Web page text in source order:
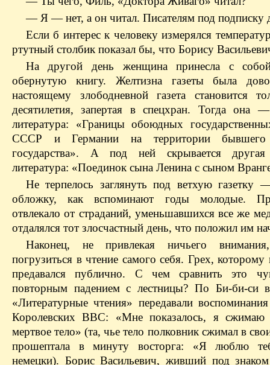
— Я — нет, а он читал. Писателям под подписку
Если б интерес к человеку измерялся
ртутный столбик показал бы, что Борису
На другой день женщина принесла с собой
обернутую книгу. Желтизна газеты была
настоящему злободневной газета становится
десятилетия, запертая в спецхран. Тогда она —
литература: «Границы обоюдных
СССР и Германии на территории бывшего
государства». А под ней скрывается другая
литература: «Поединок сына Ленина с сыном
Не терпелось заглянуть под ветхую газетку
обложку, как вспоминают годы молодые.
отвлекало от страданий, уменьшавшихся все же
отдалялся тот злосчастный день, что положил им
Наконец, не привлекая ничьего
погрузиться в чтение самого себя. Грех, которому
предавался публично. С чем сравнить это
повторным падением с лестницы? По Би-би-си
«Литературные чтения» передавали
Королевских ВВС: «Мне показалось, я сжимаю
мертвое тело» (та, чье тело полковник сжимал в
прошептала в минуту восторга:
«Я люблю
немецки). Борис Васильевич, живший под